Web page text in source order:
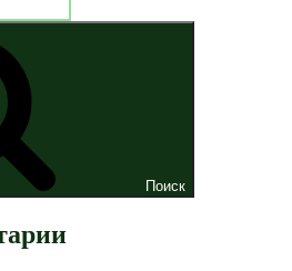
Поиск